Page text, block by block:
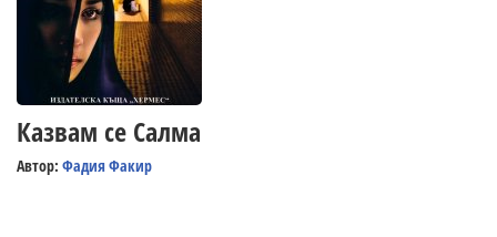
Казвам се Салма
Автор: Фадия Факир